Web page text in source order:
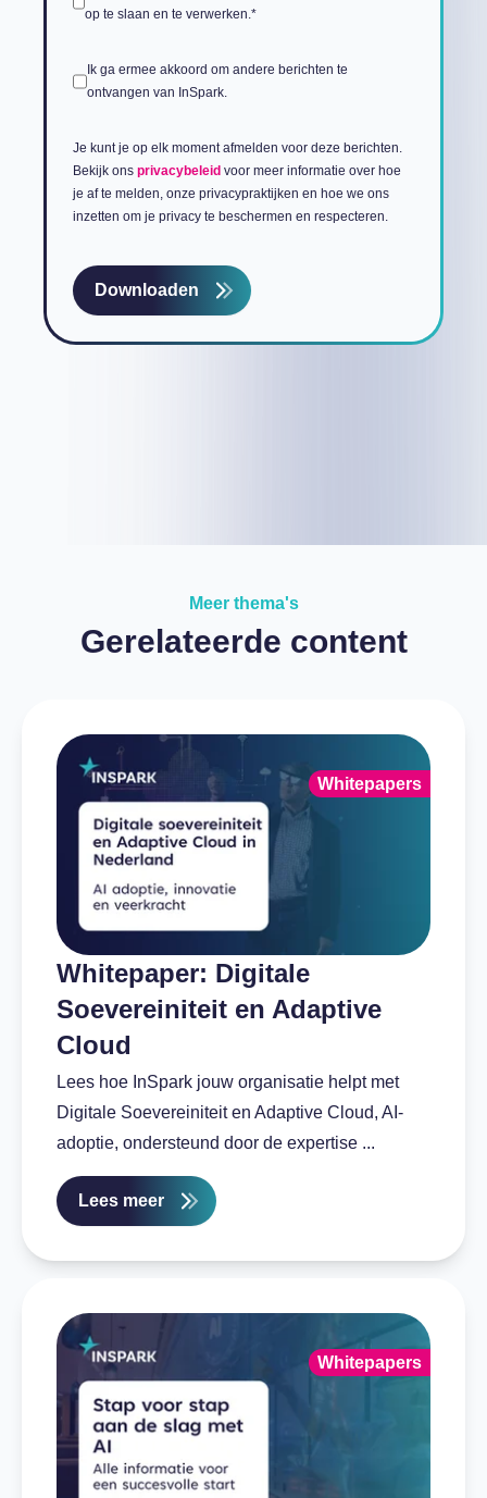
op te slaan en te verwerken.*
Ik ga ermee akkoord om andere berichten te
ontvangen van InSpark.
Je kunt je op elk moment afmelden voor deze berichten.
Bekijk ons privacybeleid voor meer informatie over hoe
je af te melden, onze privacypraktijken en hoe we ons
inzetten om je privacy te beschermen en respecteren.
Meer thema's
Gerelateerde content
Whitepaper: Digitale
Soevereiniteit en Adaptive
Cloud
Lees hoe InSpark jouw organisatie helpt met
Digitale Soevereiniteit en Adaptive Cloud, AI-
adoptie, ondersteund door de expertise ...
Lees meer
Whitepapers
Whitepapers